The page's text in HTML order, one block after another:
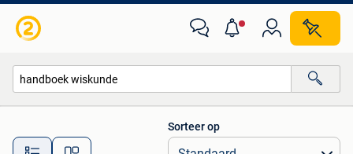
Alle afstanden…
Sorteer op